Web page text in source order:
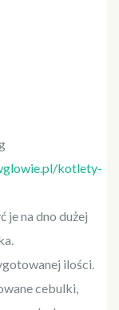
kotlety-
je na dno dużej
ilości.
cebulki,